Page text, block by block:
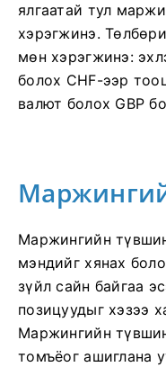
ялгаатай тул
хэрэгжинэ.
мөн хэрэгжинэ:
болох CHF-ээр
валют болох GBP
Маржингийн
мэндийг хянах
зүйл сайн байгаа
позицуудыг хэзээ
Маржингийн
томъёог ашиглана